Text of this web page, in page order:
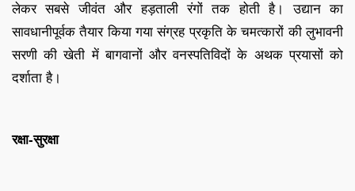
लेकर सबसे जीवंत और हड़ताली रंगों तक होती है। उद्यान का
सावधानीपूर्वक तैयार किया गया संग्रह प्रकृति के चमत्कारों की लुभावनी
सरणी की खेती में बागवानों और वनस्पतिविदों के अथक प्रयासों को
दर्शाता है।
रक्षा-सुरक्षा